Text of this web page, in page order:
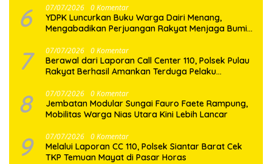
6 07/07/2026 0 Komentar
YDPK Luncurkan Buku Warga Dairi Menang,
Mengabadikan Perjuangan Rakyat Menjaga Bumi
7 07/07/2026 0 Komentar
Berawal dari Laporan Call Center 110, Polsek Pulau
Rakyat Berhasil Amankan Terduga Pelaku
8 07/07/2026 0 Komentar
Jembatan Modular Sungai Fauro Faete Rampung,
Mobilitas Warga Nias Utara Kini Lebih Lancar
9 07/07/2026 0 Komentar
Melalui Laporan CC 110, Polsek Siantar Barat Cek
TKP Temuan Mayat di Pasar Horas